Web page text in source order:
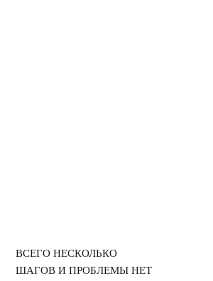
ВСЕГО НЕСКОЛЬКО
ШАГОВ И ПРОБЛЕМЫ НЕТ